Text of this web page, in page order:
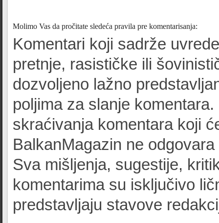
Molimo Vas da pročitate sledeća pravila pre komentarisanja:
Komentari koji sadrže
pretnje, rasističke ili
dozvoljeno lažno
poljima za slanje
skraćivanja komentara koji
BalkanMagazin ne
Sva mišljenja, sugestije,
komentarima su isključivo
predstavljaju stavove